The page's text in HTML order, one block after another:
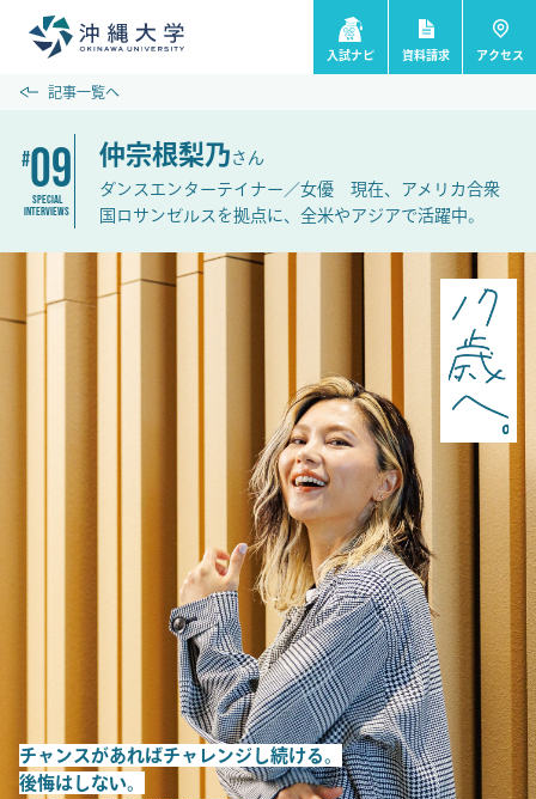
入試ナビ 資料請求 アクセス
記事一覧へ
09
SPECIAL
INTERVIEWS
仲宗根梨乃 さん
ダンスエンターテイナー／女優 現在、アメリカ合衆
国ロサンゼルスを拠点に、全米やアジアで活躍中。
チャンスがあればチャレンジし続ける。
後悔はしない。